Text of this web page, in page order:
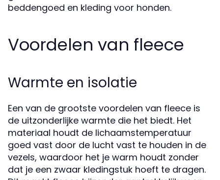
beddengoed en kleding voor honden.
Voordelen van fleece
Warmte en isolatie
Een van de grootste voordelen van fleece is
de uitzonderlijke warmte die het biedt. Het
materiaal houdt de lichaamstemperatuur
goed vast door de lucht vast te houden in de
vezels, waardoor het je warm houdt zonder
dat je een zwaar kledingstuk hoeft te dragen.